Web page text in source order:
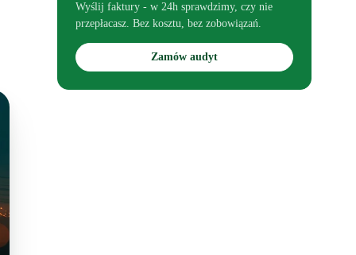
Wyślij faktury - w 24h sprawdzimy, czy nie
przepłacasz. Bez kosztu, bez zobowiązań.
Zamów audyt